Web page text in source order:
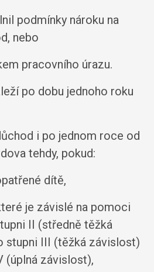
podmínky nároku na
nebo
pracovního úrazu.
po dobu jednoho roku
i po jednom roce od
tehdy, pokud:
dítě,
je závislé na pomoci
II (středně těžká
stupni III (těžká závislost)
(úplná závislost),